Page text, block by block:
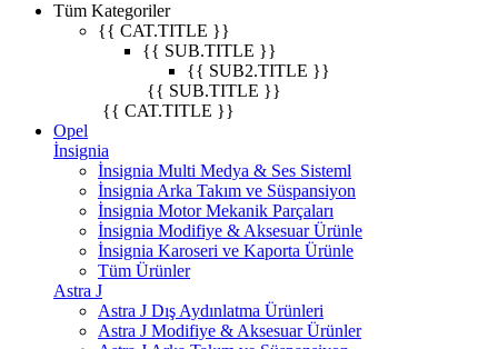
Tüm Kategoriler
{{ CAT.TITLE }}
{{ SUB.TITLE }}
{{ SUB2.TITLE }}
{{ SUB.TITLE }}
{{ CAT.TITLE }}
Opel
İnsignia
İnsignia Multi Medya & Ses Sisteml
İnsignia Arka Takım ve Süspansiyon
İnsignia Motor Mekanik Parçaları
İnsignia Modifiye & Aksesuar Ürünle
İnsignia Karoseri ve Kaporta Ürünle
Tüm Ürünler
Astra J
Astra J Dış Aydınlatma Ürünleri
Astra J Modifiye & Aksesuar Ürünler